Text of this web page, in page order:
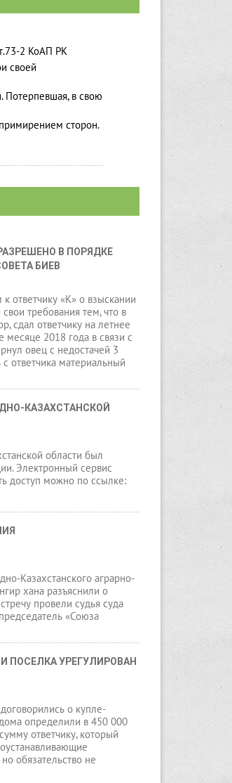
2 КоАП РК
своей
Потерпевшая, в свою
сторон.
В ПОРЯДКЕ
БИЕВ
ответчику «К» о взыскании
требования тем, что в
сдал ответчику на летнее
месяце 2018 года в связи с
овец с недостачей 3
ответчика материальный
КАЗАХСТАНСКОЙ
области был
Электронный сервис
доступ можно по ссылке:
Казахстанского аграрно-
хана разъяснили о
провели судья суда
«Союза
УРЕГУЛИРОВАН
о купле-
определили в 450 000
ответчику, который
обязательство не